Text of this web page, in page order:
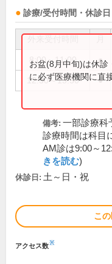
診療/受付時間・休診日
8:00～11:00 ●
12:30～15:30 ●
お盆(8月中旬)は休診
に必ず医療機関に直
備考: 一部診療科
診療時間は科目
AM診は9:00～
きを読む)
休診日: 土～日・祝
こ
アクセス数※